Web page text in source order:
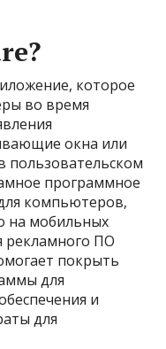
которое
во время
окна или
пользовательском
программное
компьютеров,
на мобильных
рекламного ПО
покрыть
для
и
для